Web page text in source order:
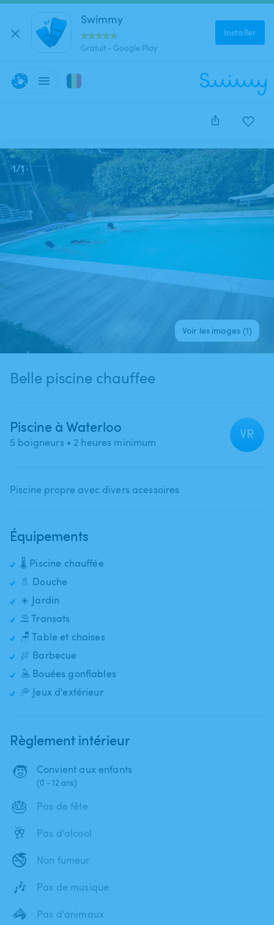
Swimmy
Gratuit - Google Play
Installer
Cette annonce est close et ne peut être réservée.
1/1
Voir les images (1)
Belle piscine chauffee
Piscine à Waterloo
5 baigneurs • 2 heures minimum
VR
Piscine propre avec divers acessoires
Équipements
🌡️ Piscine chauffée
🚿 Douche
☀️ Jardin
⛱️ Transats
🪑 Table et chaises
🍖 Barbecue
🤽 Bouées gonflables
🥏 Jeux d'extérieur
Règlement intérieur
🧒 Convient aux enfants
(0 - 12 ans)
🎂 Pas de fête
🥂 Pas d'alcool
🚭 Non fumeur
🎶 Pas de musique
🦓 Pas d'animaux